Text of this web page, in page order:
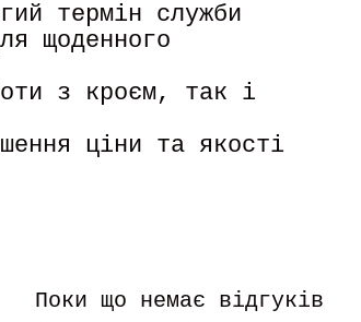
термін служби
щоденного
з кроєм, так і
ціни та якості
Поки що немає відгуків